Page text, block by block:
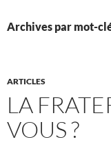
Archives par mot-
ARTICLES
LA
VOUS ?